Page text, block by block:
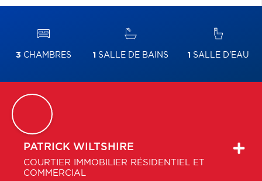
3 CHAMBRES 1 SALLE DE BAINS 1 SALLE D'EAU
PATRICK WILTSHIRE
COURTIER IMMOBILIER RÉSIDENTIEL ET
COMMERCIAL